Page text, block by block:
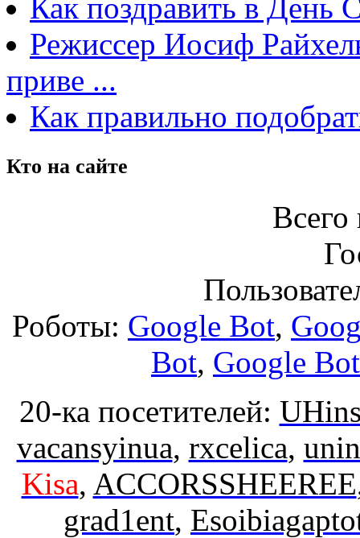
Как поздравить в День
Режиссер Иосиф
приве ...
Как правильно
Кто на сайте
Всего
Роботы: Google Bot,
Bot, Google Bot
20-ка посетителей:
vacansyinua, rxcelica,
Kisa, ACCORSSHEEREE
grad1ent,